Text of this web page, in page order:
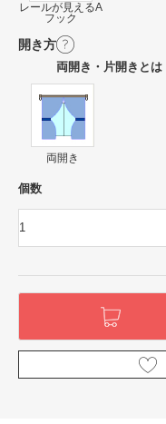
レールが見えるA
フック
開き方
両開き・片開きとは
両開き
個数